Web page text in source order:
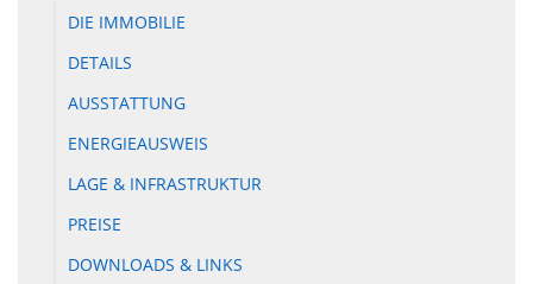
DIE IMMOBILIE
DETAILS
AUSSTATTUNG
ENERGIEAUSWEIS
LAGE & INFRASTRUKTUR
PREISE
DOWNLOADS & LINKS